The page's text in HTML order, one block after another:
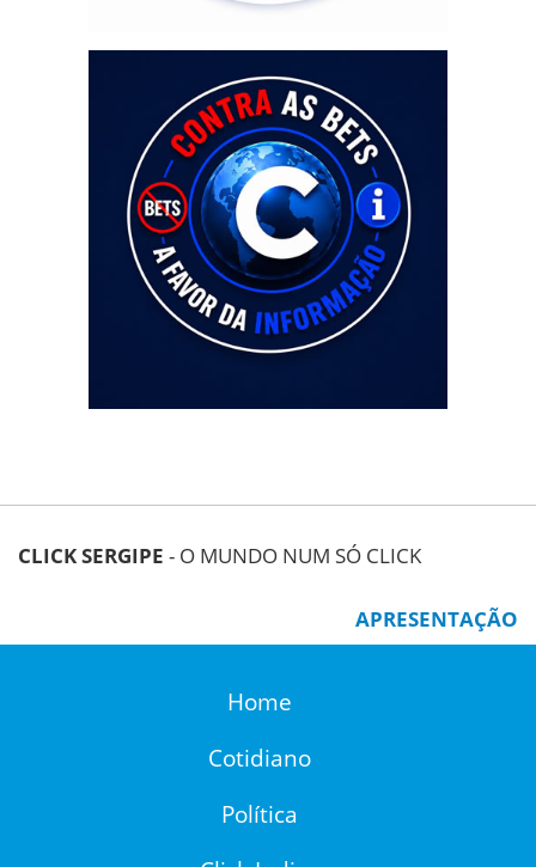
CLICK SERGIPE - O MUNDO NUM SÓ CLICK
APRESENTAÇÃO
Home
Cotidiano
Política